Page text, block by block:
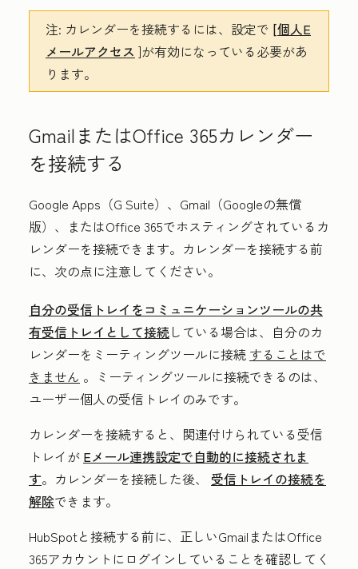
注: カレンダーを接続するには、設定で [個人E
メールアクセス ]が有効になっている必要があ
ります。
GmailまたはOffice 365カレンダー
を接続する
Google Apps（G Suite）、Gmail（Googleの無償
版）、またはOffice 365でホスティングされているカ
レンダーを接続できます。カレンダーを接続する前
に、次の点に注意してください。
自分の受信トレイをコミュニケーションツールの共
有受信トレイとして接続している場合は、自分のカ
レンダーをミーティングツールに接続 することはで
きません 。ミーティングツールに接続できるのは、
ユーザー個人の受信トレイのみです。
カレンダーを接続すると、関連付けられている受信
トレイが Eメール連携設定で自動的に接続されま
す。カレンダーを接続した後、 受信トレイの接続を
解除できます。
HubSpotと接続する前に、正しいGmailまたはOffice
365アカウントにログインしていることを確認してく